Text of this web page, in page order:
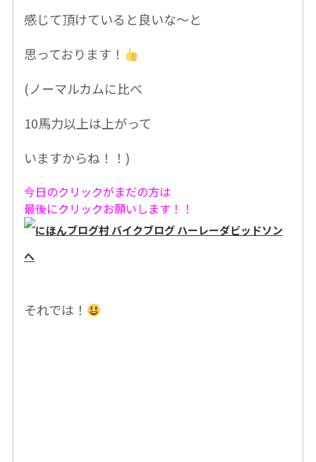
感じて頂けていると良いな〜と
思っております！
(ノーマルカムに比べ
10馬力以上は上がって
いますからね！！)
今日のクリックがまだの方は
最後にクリックお願いします！！
それでは！